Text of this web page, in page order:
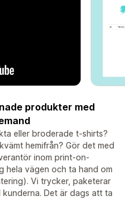
produkter med
eller broderade t-shirts?
hemifrån? Gör det med
inom print-on-
hela vägen och ta hand om
Vi trycker, paketerar
Det är dags att ta